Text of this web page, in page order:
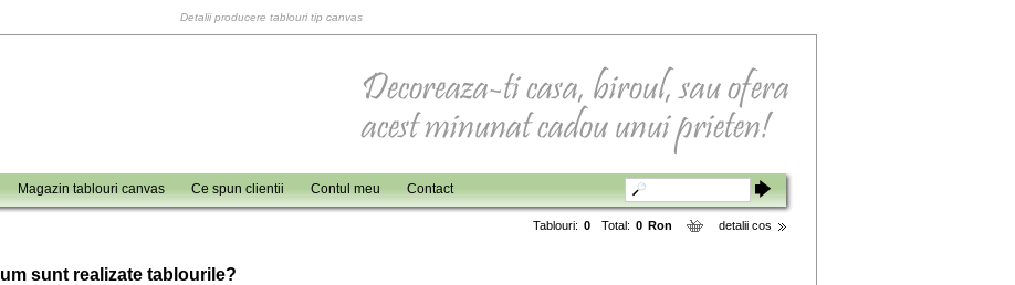
Detalii producere tablouri tip canvas
Magazin tablouri canvas Ce spun clientii Contul meu Contact
detalii cos
Tablouri: 0 Total: 0 Ron
um sunt realizate tablourile?